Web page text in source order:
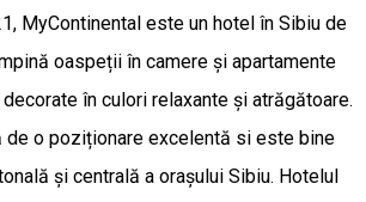
MyContinental este un hotel în Sibiu de
oaspeții în camere și apartamente
în culori relaxante și atrăgătoare.
de o poziționare excelentă si este bine
și centrală a orașului Sibiu. Hotelul